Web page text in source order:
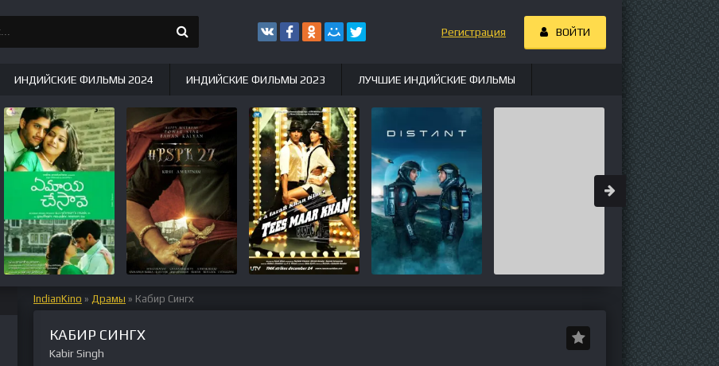
IndianKino » Драмы » Кабир Сингх
КАБИР СИНГХ
Kabir Singh
Регистрация ВОЙТИ
ИНДИЙСКИЕ ФИЛЬМЫ 2024 ИНДИЙСКИЕ ФИЛЬМЫ 2023 ЛУЧШИЕ ИНДИЙСКИЕ ФИЛЬМЫ